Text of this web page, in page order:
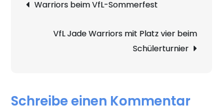
Warriors beim VfL-Sommerfest
VfL Jade Warriors mit Platz vier beim
Schülerturnier
Schreibe einen Kommentar